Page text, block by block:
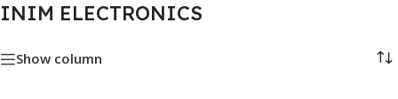
INIM ELECTRONICS
Show column